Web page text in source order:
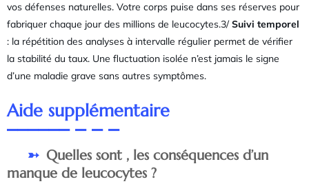
vos défenses naturelles. Votre corps puise dans ses réserves pour
fabriquer chaque jour des millions de leucocytes.3/Suivi temporel
: la répétition des analyses à intervalle régulier permet de vérifier
la stabilité du taux. Une fluctuation isolée n’est jamais le signe
d’une maladie grave sans autres symptômes.
Aide supplémentaire
Quelles sont , les conséquences d’un
manque de leucocytes ?